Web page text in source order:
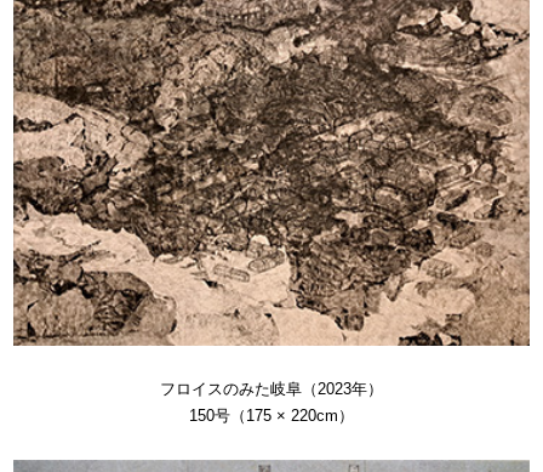
フロイスのみた岐阜（2023年）
150号（175 × 220cm）